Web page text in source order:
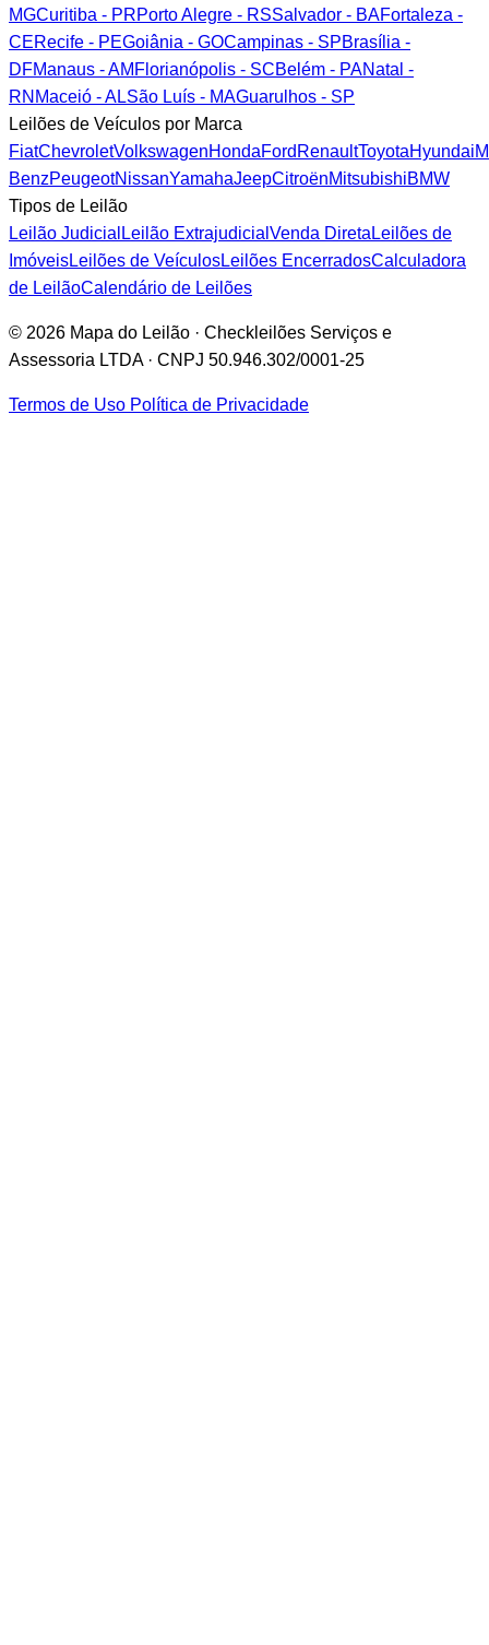
MGCuritiba - PRPorto Alegre - RSSalvador - BAFortaleza -
CERecife - PEGoiânia - GOCampinas - SPBrasília -
DFManaus - AM Florianópolis - SCBelém - PANatal -
RN Maceió - ALSão Luís - MAGuarulhos - SP
Leilões de Veículos por Marca
FiatChevroletVolkswagenHondaFord RenaultToyotaHyundai
BenzPeugeotNissanYamahaJeepCitroënMitsubishiBMW
Tipos de Leilão
Leilão Judicial Leilão Extrajudicial Venda DiretaLeilões de
ImóveisLeilões de VeículosLeilões EncerradosCalculadora
de LeilãoCalendário de Leilões
© 2026 Mapa do Leilão · Checkleilões Serviços e
Assessoria LTDA · CNPJ 50.946.302/0001-25
Termos de Uso Política de Privacidade